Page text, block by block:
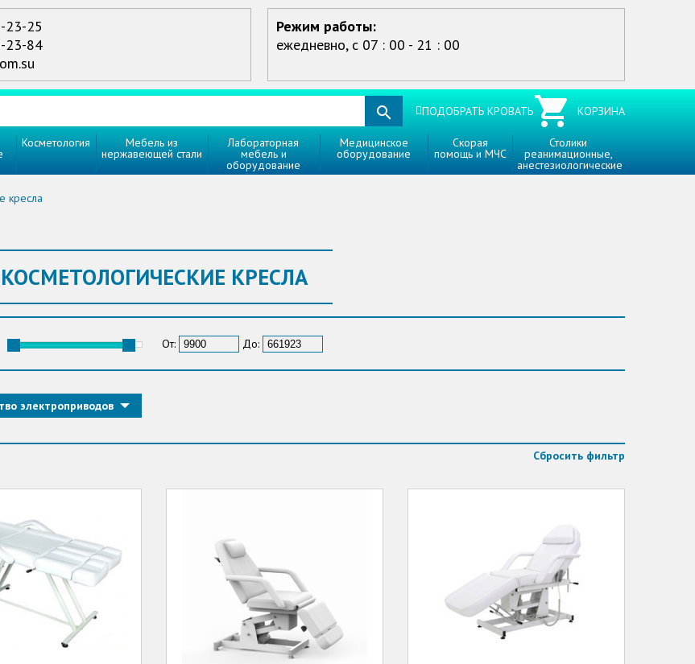
23-25
23-84
Режим работы:
ежедневно, с 07 : 00 - 21 : 00
ПОДОБРАТЬ КРОВАТЬ КОРЗИНА
Косметология Мебель из
нержавеющей стали
Лабораторная
мебель и
оборудование
Медицинское
оборудование
Скорая
помощь и МЧС
Столики
реанимационные,
анестезиологические
кресла
КОСМЕТОЛОГИЧЕСКИЕ КРЕСЛА
От: До:
электроприводов
Сбросить фильтр